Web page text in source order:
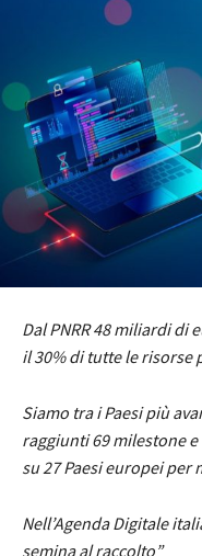
Dal PNRR 48 miliardi di
il30% di tutte le risorse
Siamo trai Paesi più
raggiunti69 milestone
su 27 Paesi europei per
Nell’Agenda Digitale
semina al raccolto”